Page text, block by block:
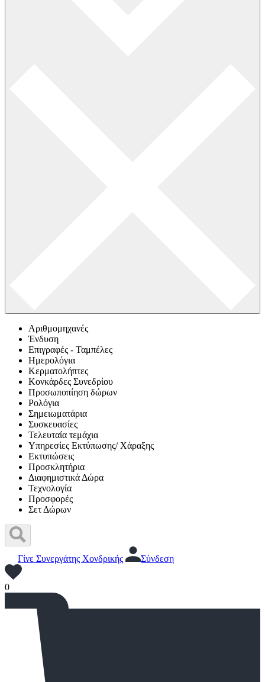
Αριθμομηχανές
Ένδυση
Επιγραφές - Ταμπέλες
Ημερολόγια
Κερματολήπτες
Κονκάρδες Συνεδρίου
Προσωποπίηση δώρων
Ρολόγια
Σημειωματάρια
Συσκευασίες
Τελευταία τεμάχια
Υπηρεσίες Εκτύπωσης/ Χάραξης
Εκτυπώσεις
Προσκλητήρια
Διαφημιστικά Δώρα
Τεχνολογία
Προσφορές
Σετ Δώρων
Γίνε Συνεργάτης Χονδρικής Σύνδεση
0